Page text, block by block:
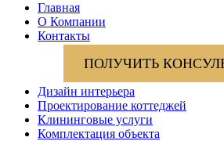
Главная
О Компании
Контакты
ПОЛУЧИТЬ
Дизайн интерьера
Проектирование коттеджей
Клининговые услуги
Комплектация объекта